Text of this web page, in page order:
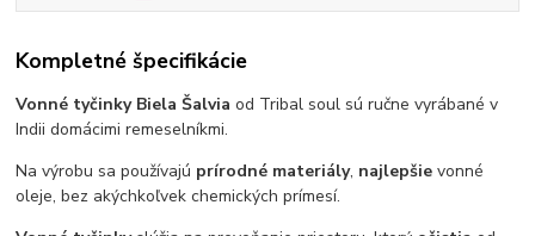
Kompletné špecifikácie
Vonné tyčinky Biela Šalviaod Tribal soul sú ručne vyrábané v
Indii domácimi remeselníkmi.
Na výrobu sa používajú prírodné materiály, najlepšie vonné
oleje, bez akýchkoľvek chemických prímesí.